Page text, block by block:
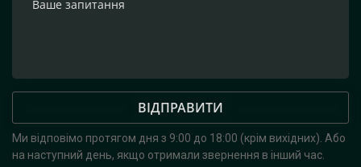
ВІДПРАВИТИ
Ми відповімо протягом дня з 9:00 до 18:00 (крім вихідних). Або
на наступний день, якщо отримали звернення в інший час.